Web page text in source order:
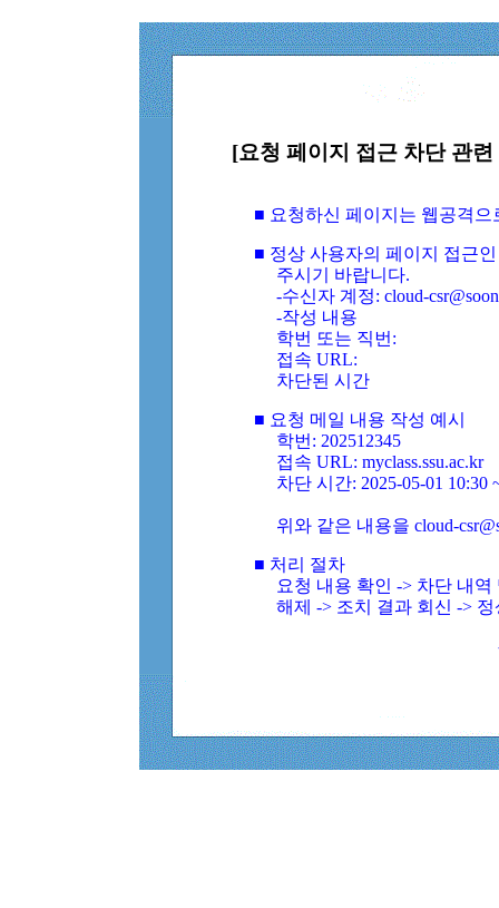
[요청 페이지 접근 차단 관
■ 요청하신 페이지는 웹공격
■ 정상 사용자의 페이지 접근
주시기 바랍니다.
-수신자 계정: cloud-
-작성 내용
학번 또는 직번:
접속 URL:
차단된 시간
■ 요청 메일 내용 작성 예시
학번: 202512345
접속 URL: myclass.ssu.ac.kr
차단 시간: 2025-05-01 10:30
위와 같은 내용을 cloud-
■ 처리 절차
요청 내용 확인 -> 차단 내
해제 -> 조치 결과 회신 ->